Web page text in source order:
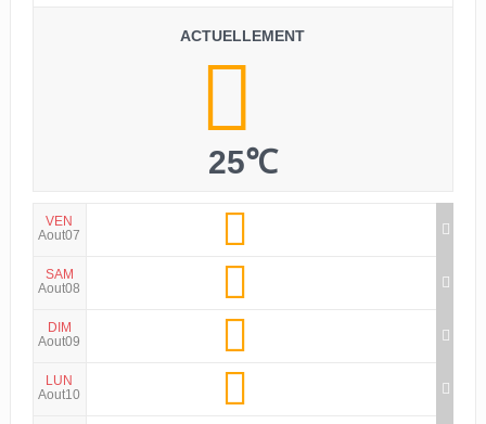
ACTUELLEMENT
25℃
VEN
Aout07
SAM
Aout08
DIM
Aout09
LUN
Aout10